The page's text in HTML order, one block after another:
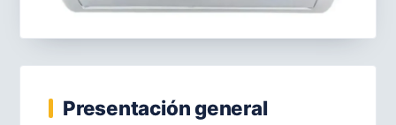
Presentación general